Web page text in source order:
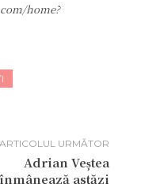
home?
ARTICOLUL URMĂTOR
Adrian Veștea
înmânează astăzi